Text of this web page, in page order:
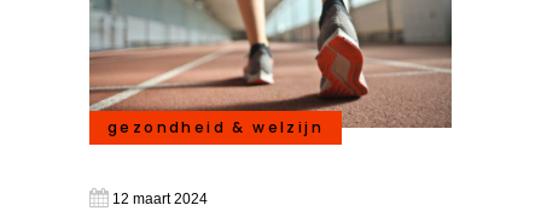
gezondheid & welzijn
12 maart 2024